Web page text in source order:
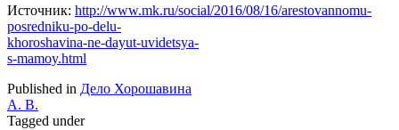
Источник: http://www.mk.ru/social/2016/08/16/arestovannomu-
posredniku-po-delu-
khoroshavina-ne-dayut-uvidetsya-
s-mamoy.html
Published in Дело Хорошавина
А. В.
Tagged under